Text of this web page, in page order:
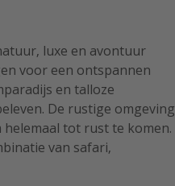
luxe en avontuur
voor een ontspannen
en talloze
De rustige omgeving
tot rust te komen.
van safari,